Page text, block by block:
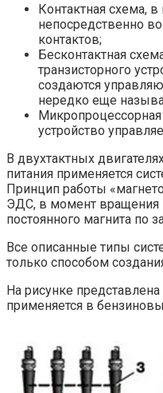
Контактная схема,
непосредственно
контактов;
Бесконтактная
транзисторного
создаются
нередко еще
устройство
В двухтактных
питания применяется
Принцип работы
ЭДС, в момент вращения
постоянного магнита по
Все описанные типы
только способом
На рисунке
применяется в